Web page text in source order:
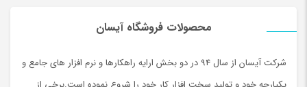
محصولات فروشگاه آیسان
شرکت آیسان از سال 94 در دو بخش ارایه راهکارها و نرم افزار های جامع و